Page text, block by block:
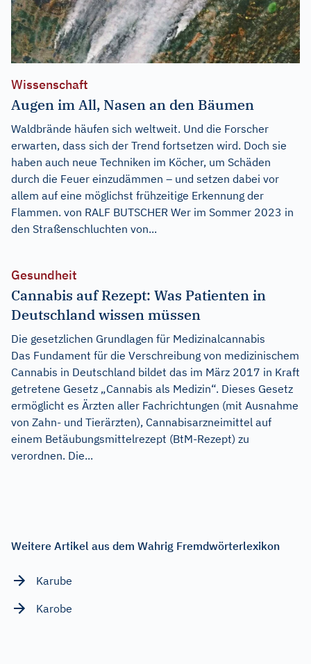
Wissenschaft
Augen im All, Nasen an den Bäumen
Waldbrände häufen sich weltweit. Und die Forscher
erwarten, dass sich der Trend fortsetzen wird. Doch sie
haben auch neue Techniken im Köcher, um Schäden
durch die Feuer einzudämmen – und setzen dabei vor
allem auf eine möglichst frühzeitige Erkennung der
Flammen. von RALF BUTSCHER Wer im Sommer 2023 in
den Straßenschluchten von...
Gesundheit
Cannabis auf Rezept: Was Patienten in
Deutschland wissen müssen
Die gesetzlichen Grundlagen für Medizinalcannabis
Das Fundament für die Verschreibung von medizinischem
Cannabis in Deutschland bildet das im März 2017 in Kraft
getretene Gesetz „Cannabis als Medizin“. Dieses Gesetz
ermöglicht es Ärzten aller Fachrichtungen (mit Ausnahme
von Zahn- und Tierärzten), Cannabisarzneimittel auf
einem Betäubungsmittelrezept (BtM-Rezept) zu
verordnen. Die...
Weitere Artikel aus dem Wahrig Fremdwörterlexikon
Karube
Karobe